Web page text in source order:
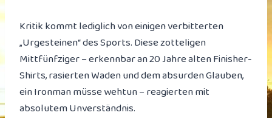
Kritik kommt lediglich von einigen verbitterten
„Urgesteinen“ des Sports. Diese zotteligen
Mittfünfziger – erkennbar an 20 Jahre alten Finisher-
Shirts, rasierten Waden und dem absurden Glauben,
ein Ironman müsse wehtun – reagierten mit
absolutem Unverständnis.